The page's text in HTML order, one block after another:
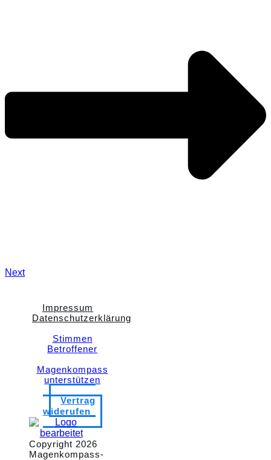
Next
Impressum
Datenschutzerklärung
Stimmen
Betroffener
Magenkompass
unterstützen
Vertrag
widerufen
Copyright 2026
Magenkompass-